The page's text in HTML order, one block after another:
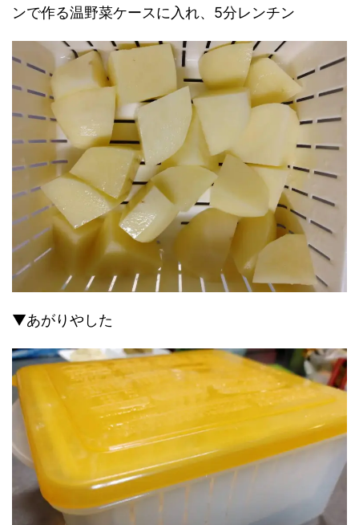
ンで作る温野菜ケースに入れ、5分レンチン
▼あがりやした